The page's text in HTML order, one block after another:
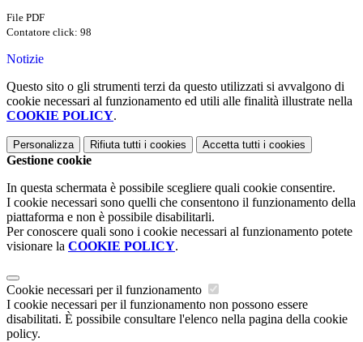
File PDF
Contatore click: 98
Notizie
Questo sito o gli strumenti terzi da questo utilizzati si avvalgono di
cookie necessari al funzionamento ed utili alle finalità illustrate nella
COOKIE POLICY.
Personalizza Rifiuta tutti i cookies Accetta tutti i cookies
Gestione cookie
In questa schermata è possibile scegliere quali cookie consentire.
I cookie necessari sono quelli che consentono il funzionamento della
piattaforma e non è possibile disabilitarli.
Per conoscere quali sono i cookie necessari al funzionamento potete
visionare la COOKIE POLICY.
Cookie necessari per il funzionamento
I cookie necessari per il funzionamento non possono essere
disabilitati. È possibile consultare l'elenco nella pagina della cookie
policy.